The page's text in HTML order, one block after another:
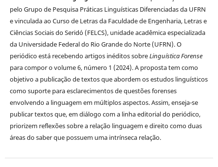
pelo Grupo de Pesquisa Práticas Linguísticas Diferenciadas da UFRN
e vinculada ao Curso de Letras da Faculdade de Engenharia, Letras e
Ciências Sociais do Seridó (FELCS), unidade acadêmica especializada
da Universidade Federal do Rio Grande do Norte (UFRN). O
periódico está recebendo artigos inéditos sobreLinguística Forense
para compor o volume 6, número 1 (2024). A proposta tem como
objetivo a publicação de textos que abordem os estudos linguísticos
como suporte para esclarecimentos de questões forenses
envolvendo a linguagem em múltiplos aspectos. Assim, enseja-se
publicar textos que, em diálogo com a linha editorial do periódico,
priorizem reflexões sobre a relação linguagem e direito como duas
áreas do saber que possuem uma intrínseca relação.